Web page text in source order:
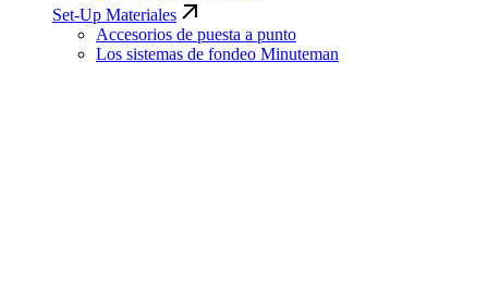
Set-Up Materiales
Accesorios de puesta a punto
Los sistemas de fondeo Minuteman